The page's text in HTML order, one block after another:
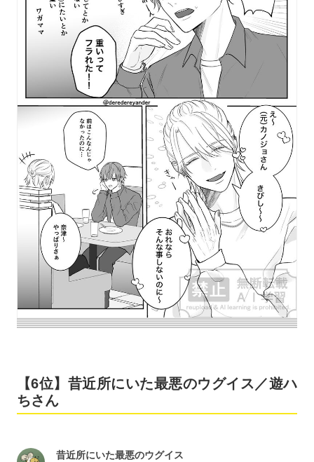
【6位】昔近所にいた最悪のウグイス／遊ハ
ちさん
昔近所にいた最悪のウグイス